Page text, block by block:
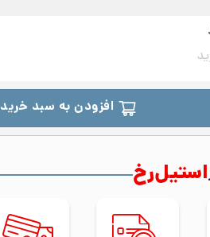
افزودن به سبد خرید
استیل‌رخ